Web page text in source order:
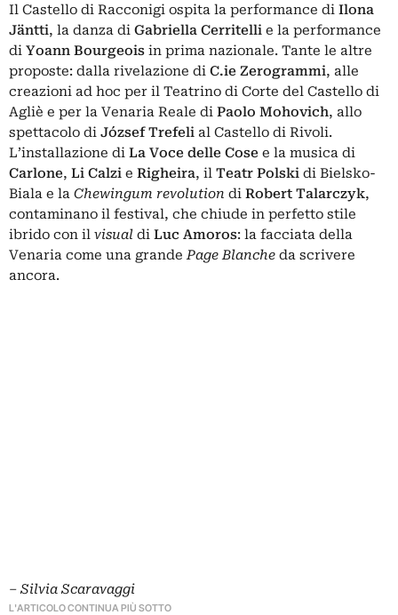
Il Castello di Racconigi ospita la performance di Ilona
Jäntti, la danza di Gabriella Cerritelli e la performance
di Yoann Bourgeois in prima nazionale. Tante le altre
proposte: dalla rivelazione di C.ie Zerogrammi, alle
creazioni ad hoc per il Teatrino di Corte del Castello di
Agliè e per la Venaria Reale di Paolo Mohovich, allo
spettacolo di József Trefeli al Castello di Rivoli.
L’installazione di La Voce delle Cose e la musica di
Carlone, Li Calzi e Righeira, il Teatr Polski di Bielsko-
Biala e la Chewingum revolution di Robert Talarczyk,
contaminano il festival, che chiude in perfetto stile
ibrido con il visual di Luc Amoros: la facciata della
Venaria come una grandePage Blanche da scrivere
ancora.
– Silvia Scaravaggi
L'ARTICOLO CONTINUA PIÙ SOTTO